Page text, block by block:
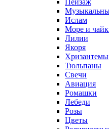
Пейзаж
Ислам
Море и
Лилии
Якоря
Хризантемы
Тюльпаны
Свечи
Авиация
Ромашки
Лебеди
Розы
Цветы